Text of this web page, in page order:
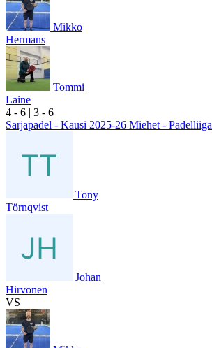
Mikko
Hermans
Tommi
Laine
4 - 6 | 3 - 6
Sarjapadel - Kausi 2025-26 Miehet - Padelliiga
Tony
Törnqvist
Johan
Hirvonen
VS